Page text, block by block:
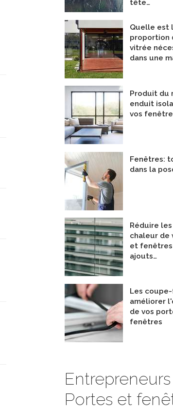
tête…
Quelle est
proportion
vitrée
dans une
Produit du
enduit
vos
Fenêtres:
dans la
Réduire
chaleur de
et fenêtres
ajouts…
Les
améliorer
de vos
fenêtres
Portes et